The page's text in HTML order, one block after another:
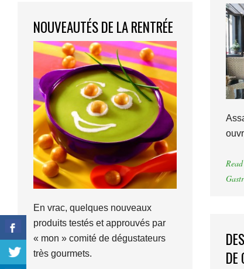
NOUVEAUTÉS DE LA RENTRÉE
En vrac, quelques nouveaux
produits testés et approuvés par
« mon » comité de dégustateurs
très gourmets.
DE